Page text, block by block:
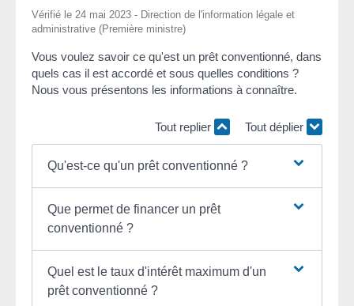
Vérifié le 24 mai 2023 - Direction de l'information légale et
administrative (Première ministre)
Vous voulez savoir ce qu'est un prêt conventionné, dans
quels cas il est accordé et sous quelles conditions ?
Nous vous présentons les informations à connaître.
Tout replier Tout déplier
Qu'est-ce qu'un prêt conventionné ?
Que permet de financer un prêt
conventionné ?
Quel est le taux d'intérêt maximum d'un
prêt conventionné ?